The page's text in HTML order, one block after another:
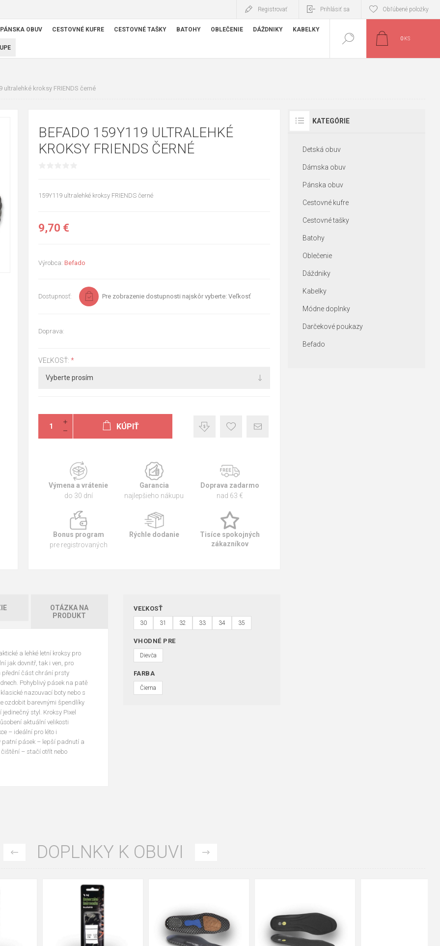
Registrovať Prihlásiť sa Obľúbené položky
PÁNSKA OBUV CESTOVNÉ KUFRE CESTOVNÉ TAŠKY BATOHY OBLEČENIE DÁŽDNIKY KABELKY
0 KS
ultralehké kroksy FRIENDS černé
BEFADO 159Y119 ULTRALEHKÉ
KROKSY FRIENDS ČERNÉ
159Y119 ultralehké kroksy FRIENDS černé
9,70 €
Výrobca: Befado
Dostupnosť: Pre zobrazenie dostupnosti najskôr vyberte: Veľkosť
Doprava:
VEĽKOSŤ: *
KÚPIŤ
Výmena a vrátenie
do 30 dní
Garancia
najlepšieho nákupu
Doprava zadarmo
nad 63 €
Bonus program
pre registrovaných
Rýchle dodanie
Tisíce spokojných
zákazníkov
OTÁZKA NA
PRODUKT
a lehké letní kroksy pro
jak dovnitř, tak i ven, pro
přední část chrání prsty
Pohyblivý pásek na patě
nazouvací boty nebo s
ozdobit barevnými špendlíky
styl. Kroksy Pixel
aktuální velikosti
– ideální pro léto i
patní pásek – lepší padnutí a
– stačí otřít nebo
VEĽKOSŤ
30 31 32 33 34 35
VHODNÉ PRE
Dievča
FARBA
Čierna
KATEGÓRIE
Detská obuv
Dámska obuv
Pánska obuv
Cestovné kufre
Cestovné tašky
Batohy
Oblečenie
Dáždniky
Kabelky
Módne doplnky
Darčekové poukazy
Befado
DOPLNKY K OBUVI
43